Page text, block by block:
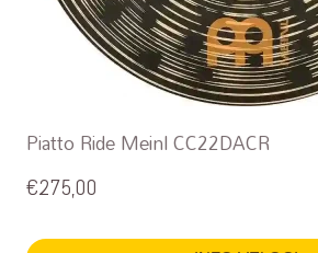
Piatto Ride Meinl CC22DACR
€275,00